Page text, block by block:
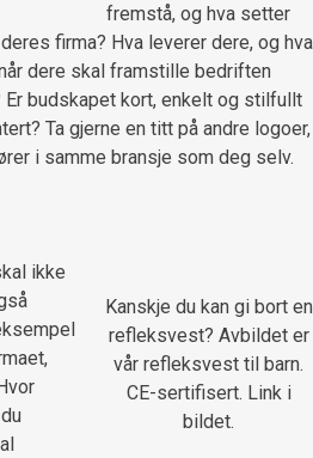
fremstå, og hva setter
firma? Hva leverer dere, og hva
dere skal framstille bedriften
budskapet kort, enkelt og stilfullt
Ta gjerne en titt på andre logoer,
i samme bransje som deg selv.
Kanskje du kan gi bort en
refleksvest? Avbildet er
vår refleksvest til barn.
CE-sertifisert. Link i
bildet.
ikke